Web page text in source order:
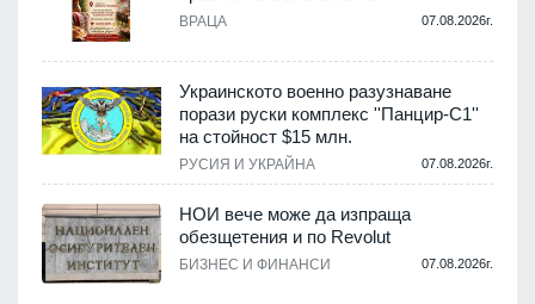
ВРАЦА 07.08.2026г.
Украинското военно разузнаване
порази руски комплекс ''Панцир-С1''
на стойност $15 млн.
РУСИЯ И УКРАЙНА 07.08.2026г.
НОИ вече може да изпраща
обезщетения и по Revolut
БИЗНЕС И ФИНАНСИ 07.08.2026г.